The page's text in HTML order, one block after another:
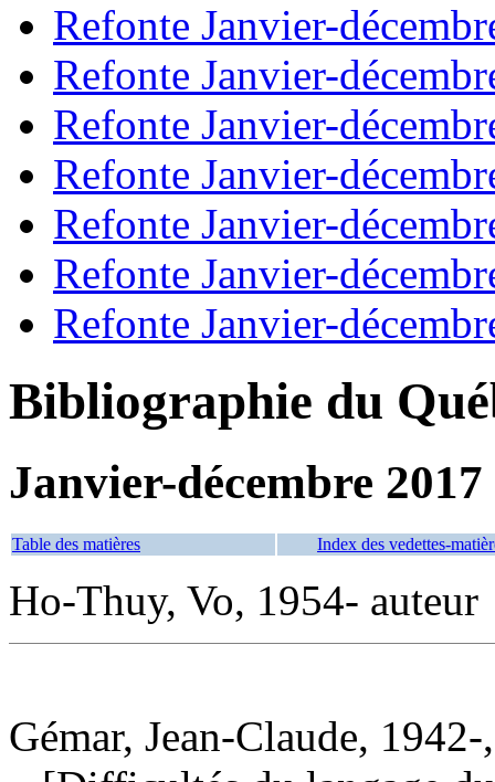
Refonte Janvier-
Refonte Janvier-
Refonte Janvier-
Refonte Janvier-
Refonte Janvier-
Refonte Janvier-
Refonte Janvier-
Bibliographie du
Janvier-décembre 2017
Table des matières Index des vedettes-
Ho-Thuy, Vo, 1954- auteur
Gémar, Jean-Claude,